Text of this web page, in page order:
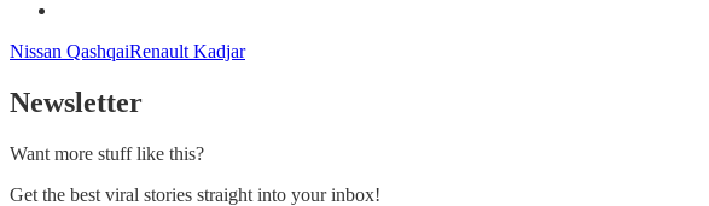
Nissan QashqaiRenault Kadjar
Newsletter
Want more stuff like this?
Get the best viral stories straight into your inbox!